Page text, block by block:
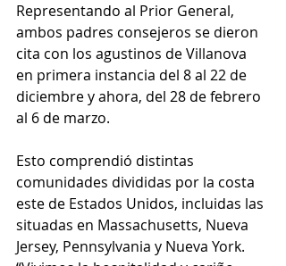
Representando al Prior General,
ambos padres consejeros se dieron
cita con los agustinos de Villanova
en primera instancia del 8 al 22 de
diciembre y ahora, del 28 de febrero
al 6 de marzo.
Esto comprendió distintas
comunidades divididas por la costa
este de Estados Unidos, incluidas las
situadas en Massachusetts, Nueva
Jersey, Pennsylvania y Nueva York.